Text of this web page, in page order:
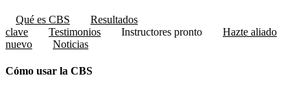
Qué es CBS
Resultados
clave
Testimonios Instructores pronto
Hazte aliado
nuevo
Noticias
Cómo usar la CBS